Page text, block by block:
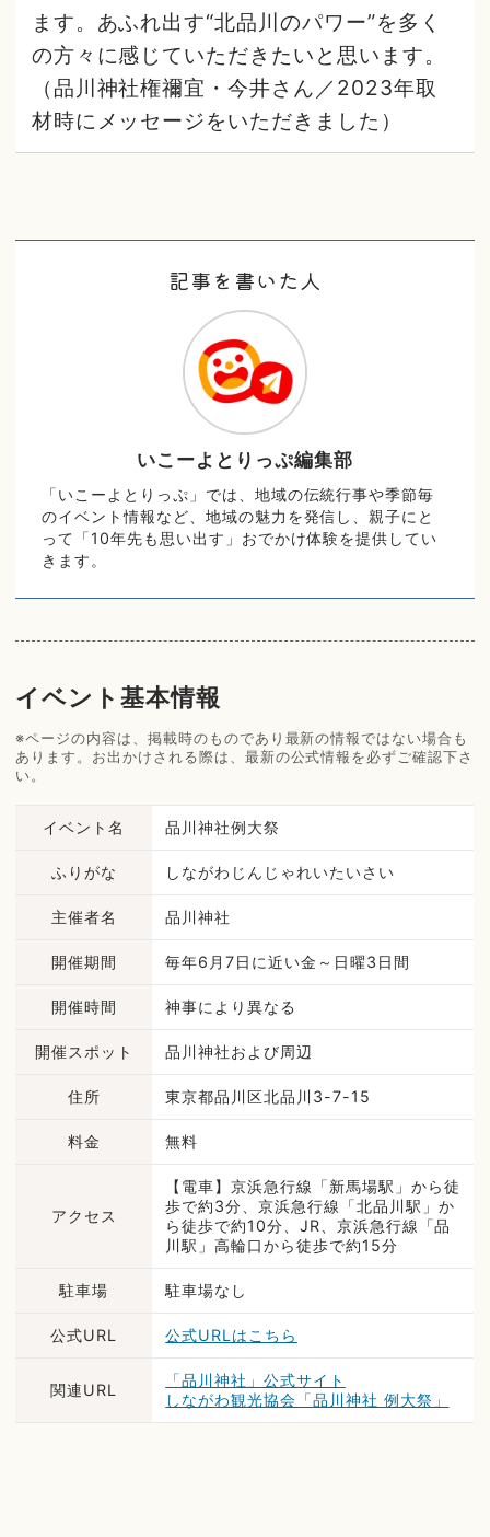
ます。あふれ出す“北品川のパワー”を多く
の方々に感じていただきたいと思います。
（品川神社権禰宜・今井さん／2023年取
材時にメッセージをいただきました）
記事を書いた人
いこーよとりっぷ編集部
「いこーよとりっぷ」では、地域の伝統行事や季節毎
のイベント情報など、地域の魅力を発信し、親子にと
って「10年先も思い出す」おでかけ体験を提供してい
きます。
イベント基本情報
※ページの内容は、掲載時のものであり最新の情報ではない場合も
あります。お出かけされる際は、最新の公式情報を必ずご確認下さ
い。
イベント名 品川神社例大祭
ふりがな しながわじんじゃれいたいさい
主催者名 品川神社
開催期間 毎年6月7日に近い金～日曜3日間
開催時間 神事により異なる
開催スポット 品川神社および周辺
住所 東京都品川区北品川3-7-15
料金 無料
アクセス
【電車】京浜急行線「新馬場駅」から徒
歩で約3分、京浜急行線「北品川駅」か
ら徒歩で約10分、JR、京浜急行線「品
川駅」高輪口から徒歩で約15分
駐車場 駐車場なし
公式URL 公式URLはこちら
関連URL
「品川神社」公式サイト
しながわ観光協会「品川神社 例大祭」